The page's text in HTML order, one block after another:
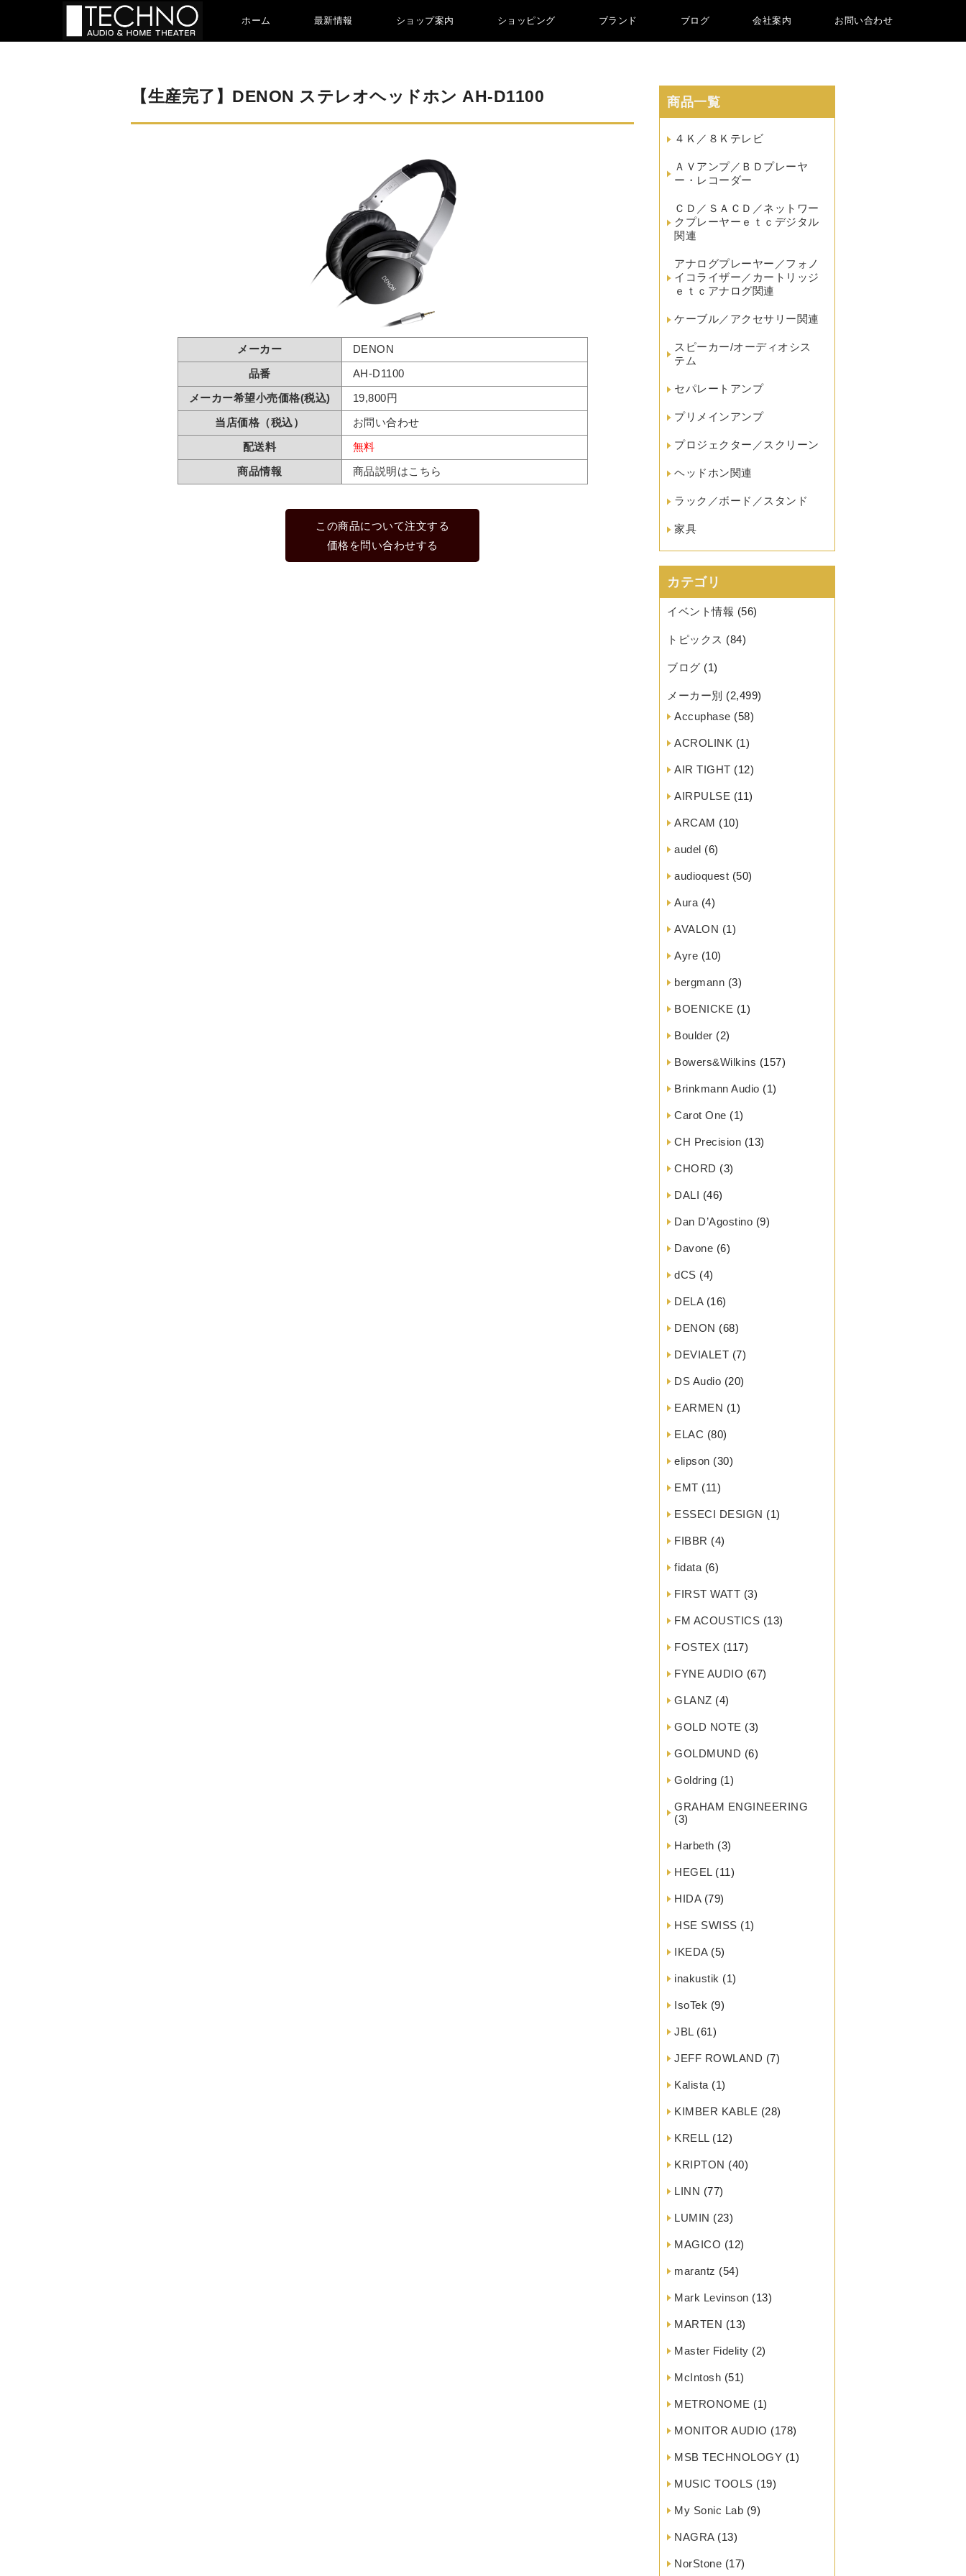
ホーム 最新情報 ショップ案内 ショッピング ブランド ブログ 会社案内 お問い合わせ
【生産完了】DENON ステレオヘッドホン AH-D1100
メーカー
DENON
品番
AH-D1100
メーカー希望小売価格(税込)
19,800円
当店価格（税込）
お問い合わせ
配送料
無料
商品情報
商品説明はこちら
この商品について注文する
価格を問い合わせする
商品一覧
４Ｋ／８Ｋテレビ
ＡＶアンプ／ＢＤプレーヤ
ー・レコーダー
ＣＤ／ＳＡＣＤ／ネットワー
クプレーヤーｅｔｃデジタル
関連
アナログプレーヤー／フォノ
イコライザー／カートリッジ
ｅｔｃアナログ関連
ケーブル／アクセサリー関連
スピーカー/オーディオシス
テム
セパレートアンプ
プリメインアンプ
プロジェクター／スクリーン
ヘッドホン関連
ラック／ボード／スタンド
家具
カテゴリ
イベント情報 (56)
トピックス (84)
ブログ (1)
メーカー別 (2,499)
Accuphase (58)
ACROLINK (1)
AIR TIGHT (12)
AIRPULSE (11)
ARCAM (10)
audel (6)
audioquest (50)
Aura (4)
AVALON (1)
Ayre (10)
bergmann (3)
BOENICKE (1)
Boulder (2)
Bowers&Wilkins (157)
Brinkmann Audio (1)
Carot One (1)
CH Precision (13)
CHORD (3)
DALI (46)
Dan D’Agostino (9)
Davone (6)
dCS (4)
DELA(16)
DENON (68)
DEVIALET (7)
DS Audio (20)
EARMEN (1)
ELAC (80)
elipson (30)
EMT (11)
ESSECI DESIGN (1)
FIBBR (4)
fidata (6)
FIRST WATT (3)
FM ACOUSTICS (13)
FOSTEX (117)
FYNE AUDIO (67)
GLANZ (4)
GOLD NOTE (3)
GOLDMUND (6)
Goldring (1)
GRAHAM ENGINEERING
(3)
Harbeth (3)
HEGEL(11)
HIDA(79)
HSE SWISS (1)
IKEDA(5)
inakustik (1)
IsoTek (9)
JBL(61)
JEFF ROWLAND (7)
Kalista (1)
KIMBER KABLE (28)
KRELL(12)
KRIPTON (40)
LINN (77)
LUMIN (23)
MAGICO (12)
marantz (54)
Mark Levinson (13)
MARTEN (13)
Master Fidelity (2)
McIntosh (51)
METRONOME (1)
MONITOR AUDIO (178)
MSB TECHNOLOGY (1)
MUSIC TOOLS (19)
My Sonic Lab (9)
NAGRA(13)
NorStone (17)